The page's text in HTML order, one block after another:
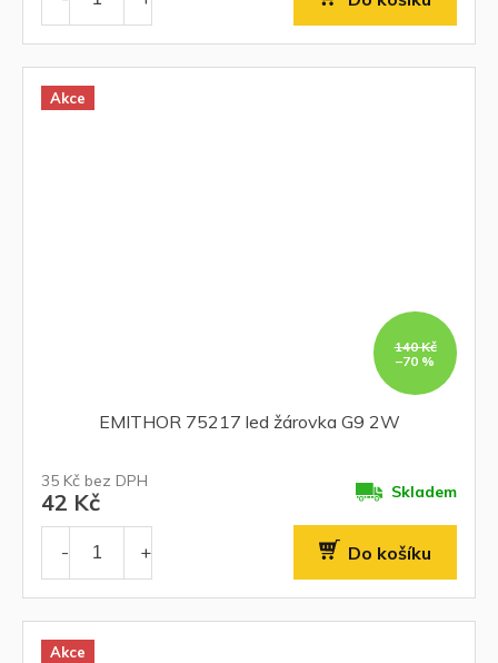
Akce
140 Kč
–70 %
EMITHOR 75217 led žárovka G9 2W
35 Kč bez DPH
42 Kč Skladem
Do košíku
Akce